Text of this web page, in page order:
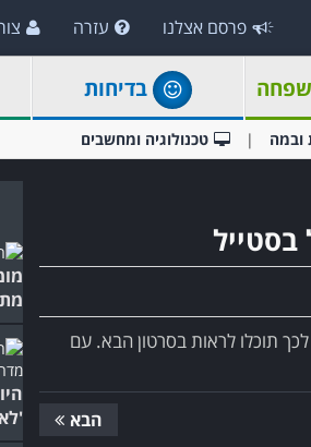
פרסם אצלנו עזרה
בדיחות
ובמה טכנולוגיה ומחשבים
תוכלו לראות בסרטון הבא. עם
הבא